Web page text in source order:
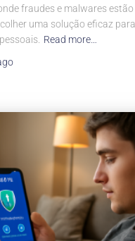
fraudes e malwares
uma solução eficaz
Read more…